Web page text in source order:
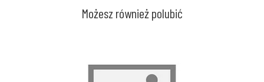
Możesz również polubić